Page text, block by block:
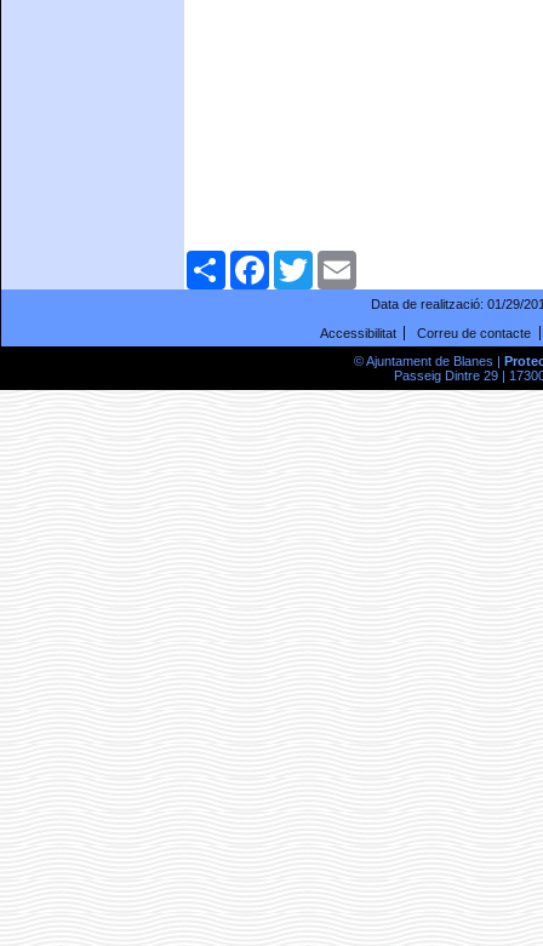
ComparteixFacebookTwitter
Data de realització: 01/29/
Accessibilitat
Correu de contacte
© Ajuntament de Blanes |
Passeig Dintre 29 |